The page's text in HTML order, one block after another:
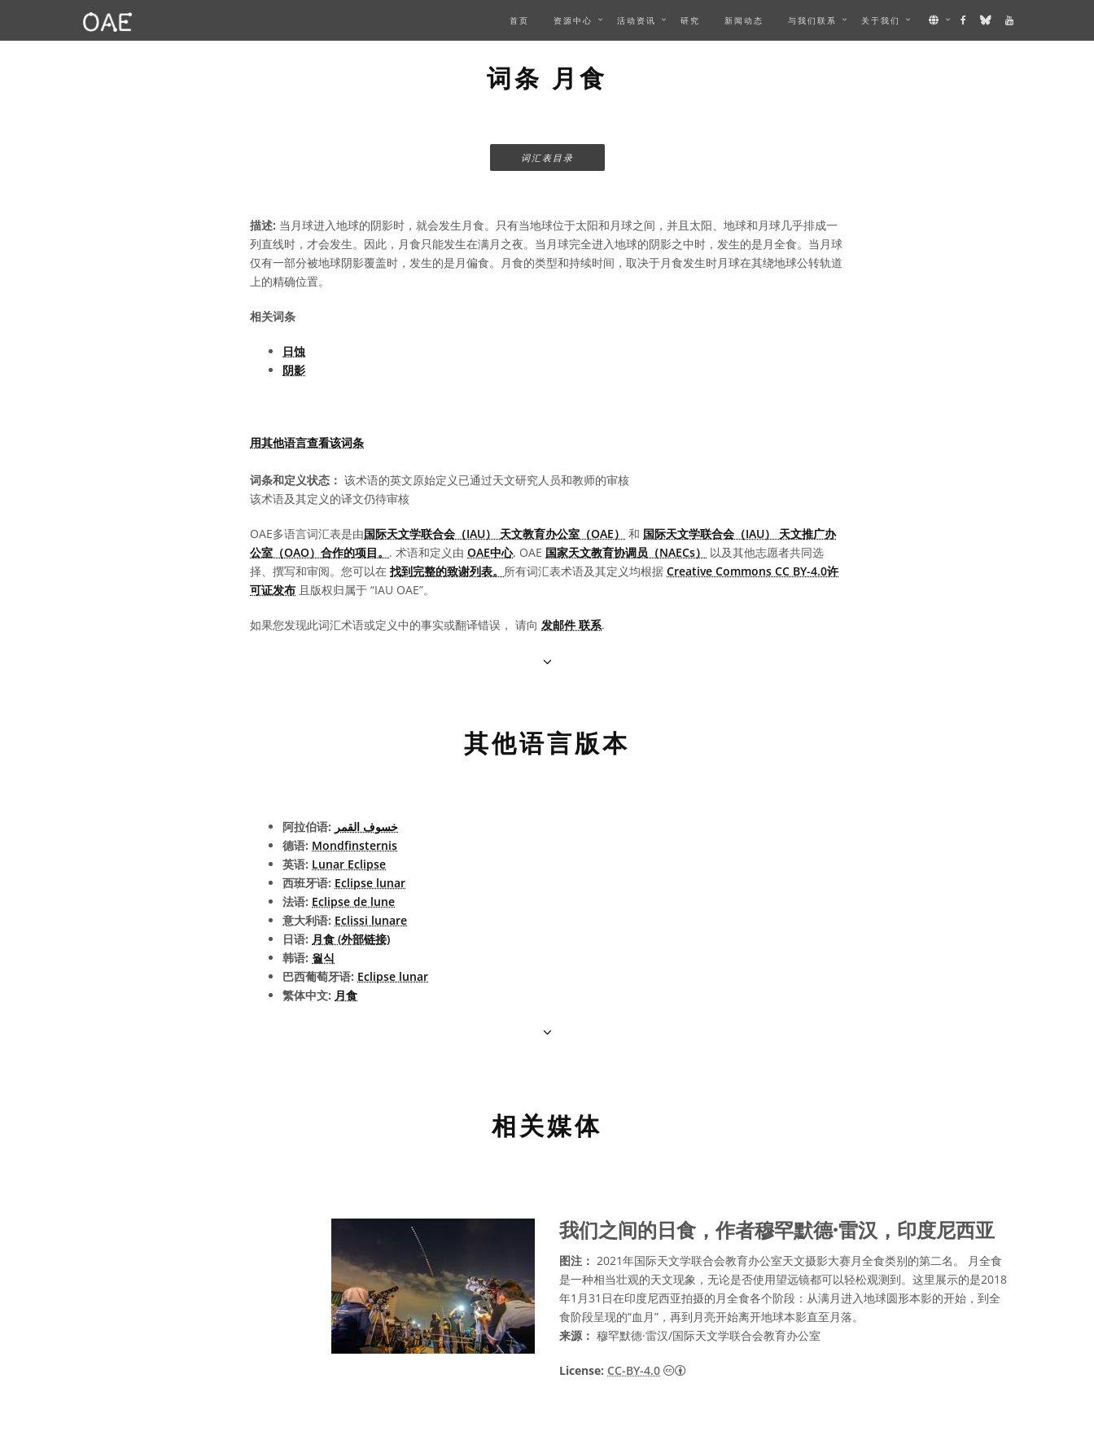
首页 资源中心 活动资讯 研究 新闻动态 与我们联系 关于我们
词条 月食
词汇表目录
描述: 当月球进入地球的阴影时，就会发生月食。只有当地球位于太阳和月球之间，并且太阳、地球和月球几乎排成一
列直线时，才会发生。因此，月食只能发生在满月之夜。当月球完全进入地球的阴影之中时，发生的是月全食。当月球
仅有一部分被地球阴影覆盖时，发生的是月偏食。月食的类型和持续时间，取决于月食发生时月球在其绕地球公转轨道
上的精确位置。
相关词条
日蚀
阴影
用其他语言查看该词条
词条和定义状态： 该术语的英文原始定义已通过天文研究人员和教师的审核
该术语及其定义的译文仍待审核
OAE多语言词汇表是由国际天文学联合会（IAU） 天文教育办公室（OAE） 和 国际天文学联合会（IAU） 天文推广办
公室（OAO）合作的项目。 . 术语和定义由 OAE中心, OAE 国家天文教育协调员（NAECs）
以及其他志愿者共同选
择、撰写和审阅。您可以在 找到完整的致谢列表。 所有词汇表术语及其定义均根据 Creative Commons CC BY-4.0许
可证发布 且版权归属于 “IAU OAE”。
如果您发现此词汇术语或定义中的事实或翻译错误， 请向 发邮件 联系.
其他语言版本
阿拉伯语: خسوف القمر
德语: Mondfinsternis
英语: Lunar Eclipse
西班牙语: Eclipse lunar
法语: Eclipse de lune
意大利语: Eclissi lunare
日语: 月食 (外部链接)
韩语: 월식
巴西葡萄牙语: Eclipse lunar
繁体中文: 月食
相关媒体
我们之间的日食，作者穆罕默德·雷汉，印度尼西亚
图注： 2021年国际天文学联合会教育办公室天文摄影大赛月全食类别的第二名。 月全食
是一种相当壮观的天文现象，无论是否使用望远镜都可以轻松观测到。这里展示的是2018
年1月31日在印度尼西亚拍摄的月全食各个阶段：从满月进入地球圆形本影的开始，到全
食阶段呈现的“血月”，再到月亮开始离开地球本影直至月落。
来源： 穆罕默德·雷汉/国际天文学联合会教育办公室
License: CC-BY-4.0 知识共享许可协议 署名 4.0 国际 (CC BY 4.0) 图标